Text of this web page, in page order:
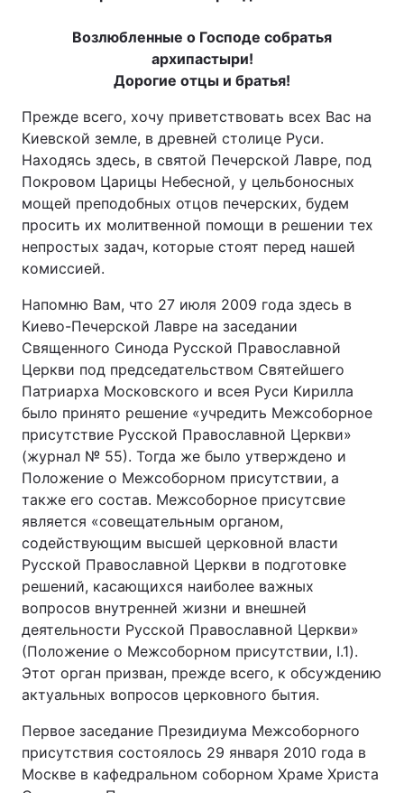
Возлюбленные о Господе собратья
архипастыри!
Дорогие отцы и братья!
Прежде всего, хочу приветствовать всех Вас на
Киевской земле, в древней столице Руси.
Находясь здесь, в святой Печерской Лавре, под
Покровом Царицы Небесной, у цельбоносных
мощей преподобных отцов печерских, будем
просить их молитвенной помощи в решении тех
непростых задач, которые стоят перед нашей
комиссией.
Напомню Вам, что 27 июля 2009 года здесь в
Киево-Печерской Лавре на заседании
Священного Синода Русской Православной
Церкви под председательством Святейшего
Патриарха Московского и всея Руси Кирилла
было принято решение «учредить Межсоборное
присутствие Русской Православной Церкви»
(журнал № 55). Тогда же было утверждено и
Положение о Межсоборном присутствии, а
также его состав. Межсоборное присутсвие
является «совещательным органом,
содействующим высшей церковной власти
Русской Православной Церкви в подготовке
решений, касающихся наиболее важных
вопросов внутренней жизни и внешней
деятельности Русской Православной Церкви»
(Положение о Межсоборном присутствии, I.1).
Этот орган призван, прежде всего, к обсуждению
актуальных вопросов церковного бытия.
Первое заседание Президиума Межсоборного
присутствия состоялось 29 января 2010 года в
Москве в кафедральном соборном Храме Христа